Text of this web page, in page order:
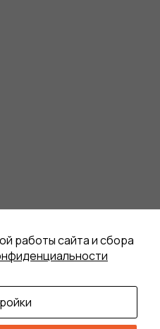
работы сайта и сбора